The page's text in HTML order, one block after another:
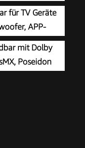
– Mit
Dolby Audio –
für TV Geräte
APP-
One PC
mit
5.4, Opt/AUX,
mit Dolby
Poseidon